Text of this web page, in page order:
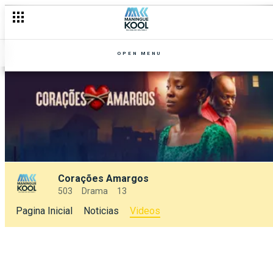
OPEN MENU
Corações Amargos
503 Drama 13
Pagina Inicial Noticias Videos